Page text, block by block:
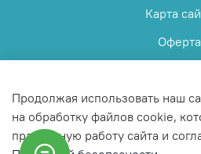
Карта
Оферта
Продолжая использовать наш
на обработку файлов cookie,
правильную работу сайта и